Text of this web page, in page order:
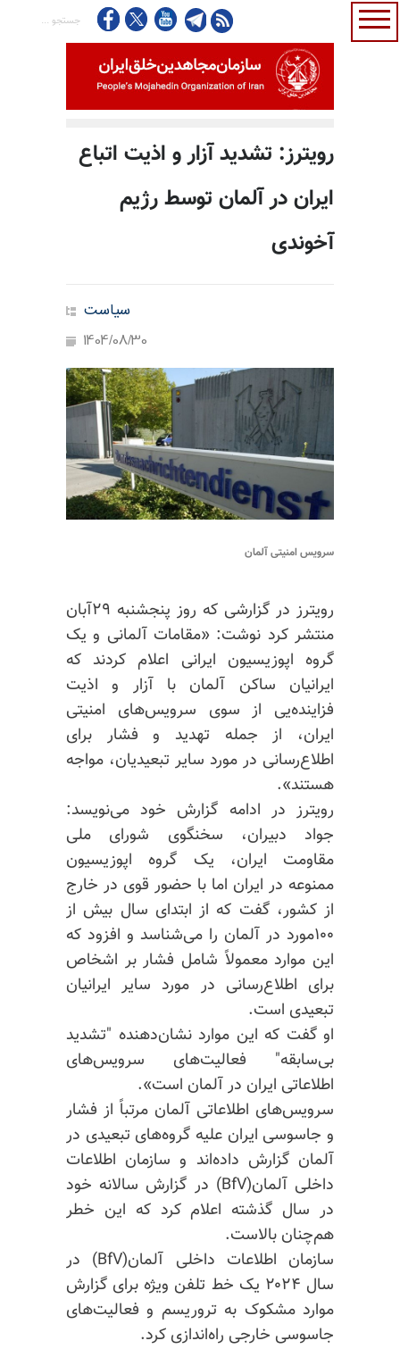
رویترز: تشدید آزار و اذیت اتباع
ایران در آلمان توسط رژیم
آخوندی
سیاست
1404/08/30
سرویس امنیتی آلمان
رویترز در گزارشی که روز پنجشنبه ۲۹آبان
منتشر کرد نوشت: «مقامات آلمانی و یک
گروه اپوزیسیون ایرانی اعلام کردند که
ایرانیان ساکن آلمان با آزار و اذیت
فزاینده‌یی از سوی سرویس‌های امنیتی
ایران، از جمله تهدید و فشار برای
اطلاع‌رسانی در مورد سایر تبعیدیان، مواجه
هستند».
رویترز در ادامه گزارش خود می‌نویسد:
جواد دبیران، سخنگوی شورای ملی
مقاومت ایران، یک گروه اپوزیسیون
ممنوعه در ایران اما با حضور قوی در خارج
از کشور، گفت که از ابتدای سال بیش از
۱۰۰مورد در آلمان را می‌شناسد و افزود که
این موارد معمولاً شامل فشار بر اشخاص
برای اطلاع‌رسانی در مورد سایر ایرانیان
تبعیدی است.
او گفت که این موارد نشان‌دهنده "تشدید
بی‌سابقه" فعالیت‌های سرویس‌های
اطلاعاتی ایران در آلمان است».
سرویس‌های اطلاعاتی آلمان مرتباً از فشار
و جاسوسی ایران علیه گروه‌های تبعیدی در
آلمان گزارش داده‌اند و سازمان اطلاعات
داخلی آلمان(BfV) در گزارش سالانه خود
در سال گذشته اعلام کرد که این خطر
هم‌چنان بالاست.
سازمان اطلاعات داخلی آلمان(BfV) در
سال ۲۰۲۴ یک خط تلفن ویژه برای گزارش
موارد مشکوک به تروریسم و فعالیت‌های
جاسوسی خارجی راه‌اندازی کرد.